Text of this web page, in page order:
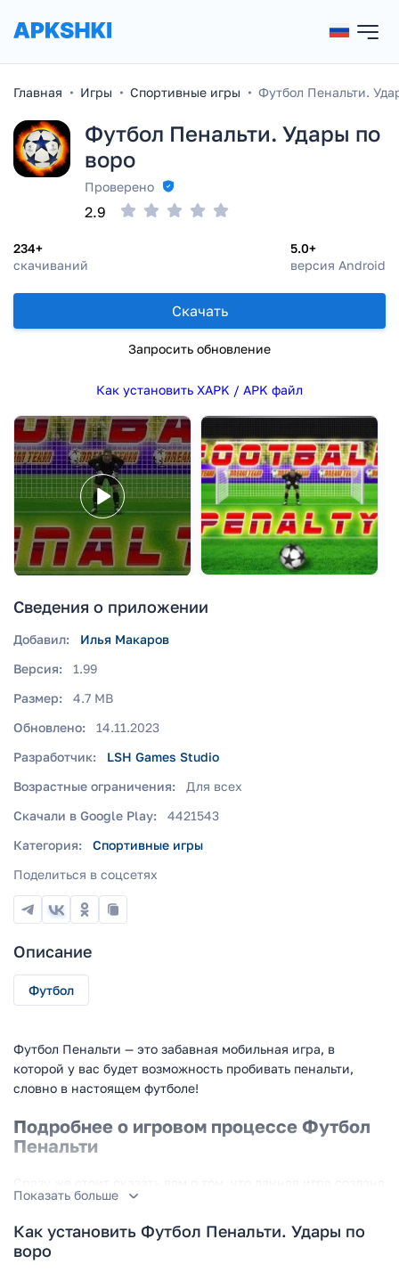
Главная Игры Спортивные игры Футбол Пенальти.
Футбол Пенальти. Удары по
воро
Проверено
234+
скачиваний
5.0+
версия Android
2.9
Скачать
Запросить обновление
Как установить XAPK / APK файл
Сведения о приложении
Добавил:
Илья Макаров
Версия:
1.99
Размер:
4.7 MB
Обновлено:
14.11.2023
Разработчик:
LSH Games Studio
Возрастные ограничения:
Для всех
Скачали в Google Play:
4421543
Категория:
Спортивные игры
Поделиться в соцсетях
Описание
Футбол
Футбол Пенальти — это забавная мобильная игра, в
которой у вас будет возможность пробивать пенальти,
словно в настоящем футболе!
Подробнее о игровом процессе Футбол
Пенальти
в очень-очень простом стиле. Здесь всё крайне легко и
понятно. В Футбол Пенальти вам не придётся долго время
выбирать команду или же выбирать какой-либо игровой
режим. Здесь всего этого нет! Футбол Пенальти создана
Показать больше
Как установить Футбол Пенальти. Удары по
воро